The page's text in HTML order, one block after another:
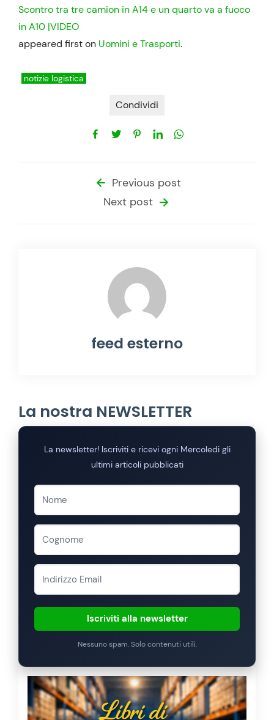
Scontro tra tre camion in A14 e un quarto va a fuoco
in A10 |VIDEO
appeared first on Uomini e Trasporti.
notizie logistica
Condividi
Previous post
Next post
feed esterno
La nostra NEWSLETTER
La newsletter! Iscriviti e ricevi ogni Mercoledi gli
ultimi articoli pubblicati
Iscriviti alla newsletter
Nessuno spam. Solo contenuti utili.